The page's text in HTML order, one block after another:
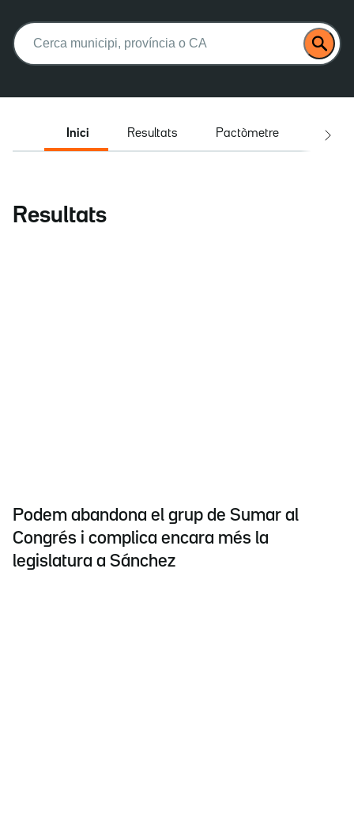
Buscar:
Inici Resultats Pactòmetre
Resultats
Podem abandona el grup de Sumar al
Congrés i complica encara més la
legislatura a Sánchez